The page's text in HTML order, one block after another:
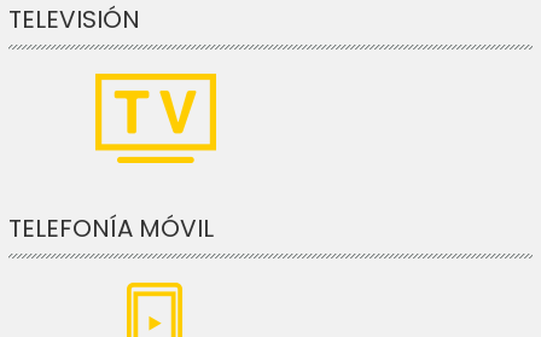
TELEVISIÓN
TELEFONÍA MÓVIL